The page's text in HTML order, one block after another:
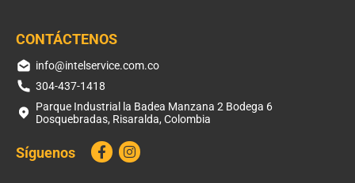
CONTÁCTENOS
info@intelservice.com.co
304-437-1418
Parque Industrial la Badea Manzana 2 Bodega 6
Dosquebradas, Risaralda, Colombia
Síguenos